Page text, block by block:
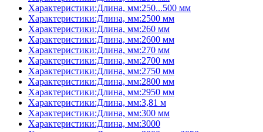
Характеристики:Длина, мм:250...500 мм
Характеристики:Длина, мм:2500 мм
Характеристики:Длина, мм:260 мм
Характеристики:Длина, мм:2600 мм
Характеристики:Длина, мм:270 мм
Характеристики:Длина, мм:2700 мм
Характеристики:Длина, мм:2750 мм
Характеристики:Длина, мм:2800 мм
Характеристики:Длина, мм:2950 мм
Характеристики:Длина, мм:3,81 м
Характеристики:Длина, мм:300 мм
Характеристики:Длина, мм:3000